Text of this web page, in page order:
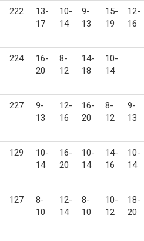
222
13-
17
10-
14
9-
13
15-
19
12-
16
224
16-
20
8-
12
14-
18
10-
14
227
9-
13
12-
16
16-
20
8-
12
9-
13
129
10-
14
16-
20
10-
14
14-
16
10-
14
127
8-
10
12-
14
8-
10
10-
12
18-
20